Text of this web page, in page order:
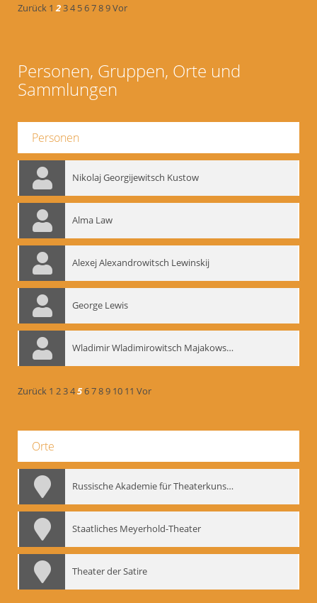
Zurück 1 234 56789Vor
Personen, Gruppen, Orte und
Sammlungen
Personen
Nikolaj Georgijewitsch Kustow
Alma Law
Alexej Alexandrowitsch Lewinskij
George Lewis
Wladimir Wladimirowitsch Majakowskij
Zurück 1 23456789 10 11 Vor
Orte
Russische Akademie für Theaterkunst – GITIS
Staatliches Meyerhold-Theater
Theater der Satire